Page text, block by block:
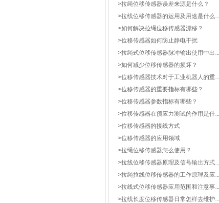
>拉绳位移传感器误差来源是什么？
>拉线位移传感器的运用及用途是什么...
>如何解决拉绳位移传感器漂移？
>位移传感器如何防止静电干扰
>拉绳式位移传感器脉冲输出使用中出...
>如何减少位移传感器的损坏？
>位移传感器技术对于工业机器人的重...
>位移传感器的重要指标有哪些？
>位移传感器参数指标有哪些？
>位移传感器在预应力测试的作用是什...
>位移传感器的接线方式
>位移传感器的应用领域
>拉绳位移传感器怎么使用？
>拉线位移传感器原理及信号输出方式...
>拉绳拉线位移传感器的工作原理及应...
>拉线式位移传感器应用范围和注意事...
>拉线长度位移传感器日常怎样去维护...